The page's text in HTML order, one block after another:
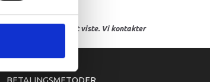
afviger fra det viste. Vi kontakter
BETALINGSMETODER